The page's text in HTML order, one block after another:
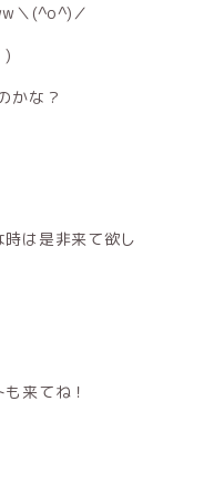
＼(^o^)／
)
かな？
は是非来て欲し
来てね！